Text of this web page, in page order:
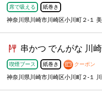
席で吸える 紙巻き
神奈川県川崎市川崎区小川町２-１
串かつ でんがな 川
喫煙ブース 紙巻き クーポン
神奈川県川崎市川崎区小川町２-１